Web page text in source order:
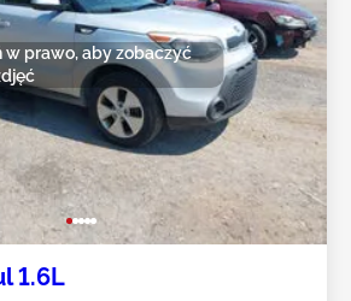
w prawo, aby zobaczyć
1.6L